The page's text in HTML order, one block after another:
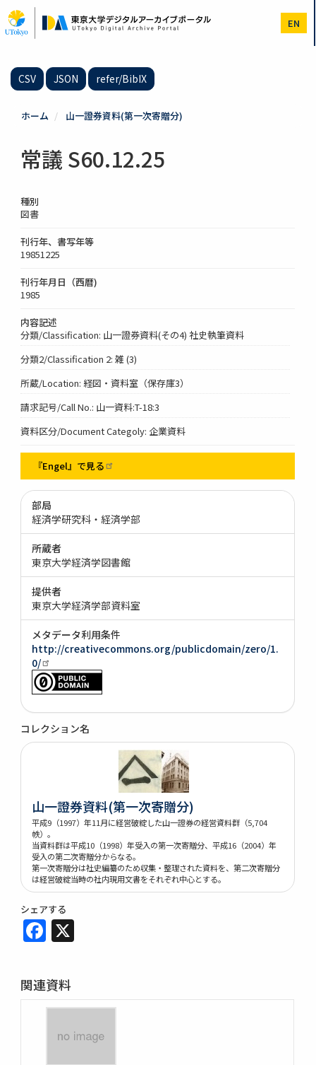
イ
ン
EN
CSV JSON refer/BibIX
ホーム 山一證券資料(第一次寄贈分)
常議 S60.12.25
種別
図書
刊行年、書写年等
19851225
刊行年月日（西暦)
1985
内容記述
分類/Classification: 山一證券資料(その4) 社史執筆資料
分類2/Classification 2: 雑 (3)
所蔵/Location: 経図・資料室（保存庫3）
請求記号/Call No.: 山一資料:T-18:3
資料区分/Document Categoly: 企業資料
『Engel』で見る
部局
経済学研究科・経済学部
所蔵者
東京大学経済学図書館
提供者
東京大学経済学部資料室
メタデータ利用条件
http://creativecommons.org/publicdomain/zero/1.
0/
コレクション名
山一證券資料(第一次寄贈分)
平成9（1997）年11月に経営破綻した山一證券の経営資料群（5,704
帙）。
当資料群は平成10（1998）年受入の第一次寄贈分、平成16（2004）年
受入の第二次寄贈分からなる。
第一次寄贈分は社史編纂のため収集・整理された資料を、第二次寄贈分
は経営破綻当時の社内現用文書をそれぞれ中心とする。
シェアする
Facebook
関連資料